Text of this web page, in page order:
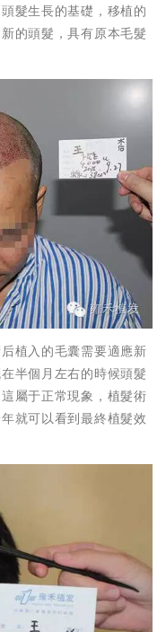
髮生長的基礎，移植的
的頭髮，具有原本毛髮
植入的毛囊需要適應新
半個月左右的時候頭髮
屬于正常現象，植髮術
就可以看到最終植髮效